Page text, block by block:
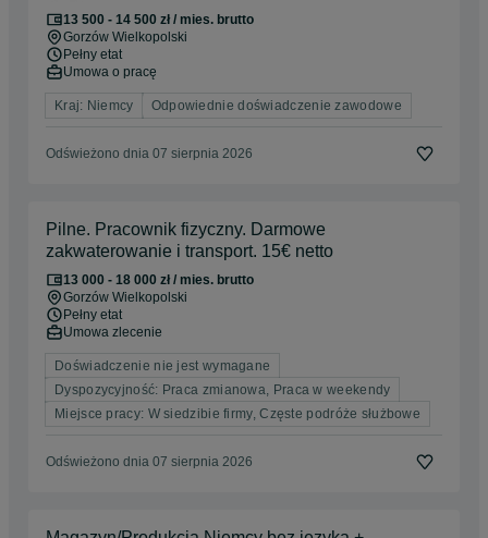
13 500 - 14 500 zł / mies. brutto
Gorzów Wielkopolski
Pełny etat
Umowa o pracę
Kraj: Niemcy Odpowiednie doświadczenie zawodowe
Odświeżono dnia 07 sierpnia 2026
Pilne. Pracownik fizyczny. Darmowe
zakwaterowanie i transport. 15€ netto
13 000 - 18 000 zł / mies. brutto
Gorzów Wielkopolski
Pełny etat
Umowa zlecenie
Doświadczenie nie jest wymagane
Dyspozycyjność: Praca zmianowa, Praca w weekendy
Miejsce pracy: W siedzibie firmy, Częste podróże służbowe
Odświeżono dnia 07 sierpnia 2026